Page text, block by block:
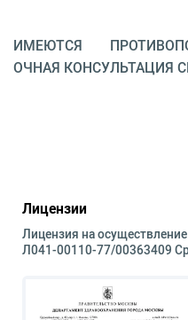
ИМЕЮТСЯ
ОЧНАЯ КОНСУЛЬТАЦИЯ
Лицензии
Лицензия на
Л041-00110-77/00363409